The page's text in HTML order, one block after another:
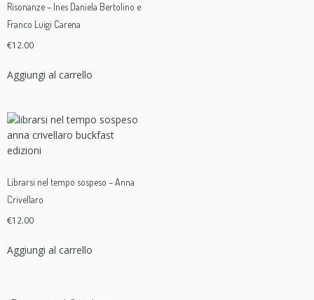
Risonanze – Ines Daniela Bertolino e
Franco Luigi Carena
€12.00
Aggiungi al carrello
Librarsi nel tempo sospeso – Anna
Crivellaro
€12.00
Aggiungi al carrello